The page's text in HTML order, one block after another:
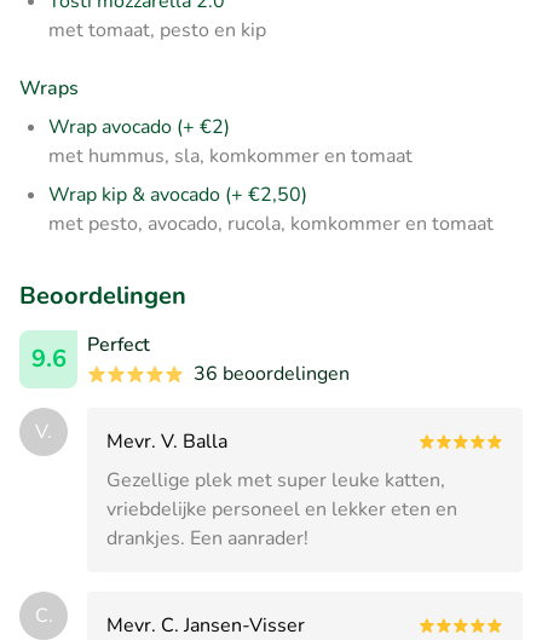
met tomaat, pesto en kip
Wraps
Wrap avocado (+ €2)
met hummus, sla, komkommer en tomaat
Wrap kip & avocado (+ €2,50)
met pesto, avocado, rucola, komkommer en tomaat
Beoordelingen
9.6
Perfect
36 beoordelingen
V.
Mevr. V. Balla
Gezellige plek met super leuke katten,
vriebdelijke personeel en lekker eten en
drankjes. Een aanrader!
C.
Mevr. C. Jansen-Visser